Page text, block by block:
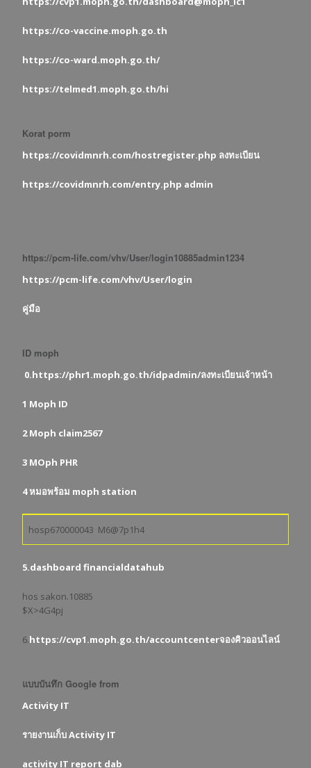
https://co-vaccine.moph.go.th
https://co-ward.moph.go.th/
https://telmed1.moph.go.th/hi
Korat porm
https://covidmnrh.com/hostregister.php ลงทะเบียน
https://covidmnrh.com/entry.php admin
https://pcm-life.com/vhv/User/login10885admin1234
https://pcm-life.com/vhv/User/login
คู่มือ
ID moph
0.https://phr1.moph.go.th/idpadmin/ลงทะเบียนเจ้าหน้า
1 Moph ID
2 Moph claim2567
3 MOph PHR
4 หมอพร้อม moph station
hosp670000043 M6@7p1h4
5.dashboard financialdatahub
hos sakon.10885
$X>4G4pj
6.https://cvp1.moph.go.th/accountcenterจองคิวออนไลน์
แบบบันทึก Google from
Activity IT
รายงานเก็บ Activity IT
activity IT report dab